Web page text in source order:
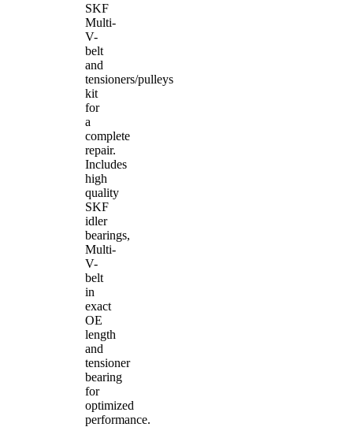
SKF
Multi-
V-
belt
and
tensioners/pulleys
kit
for
a
complete
repair.
Includes
high
quality
SKF
idler
bearings,
Multi-
V-
belt
in
exact
OE
length
and
tensioner
bearing
for
optimized
performance.